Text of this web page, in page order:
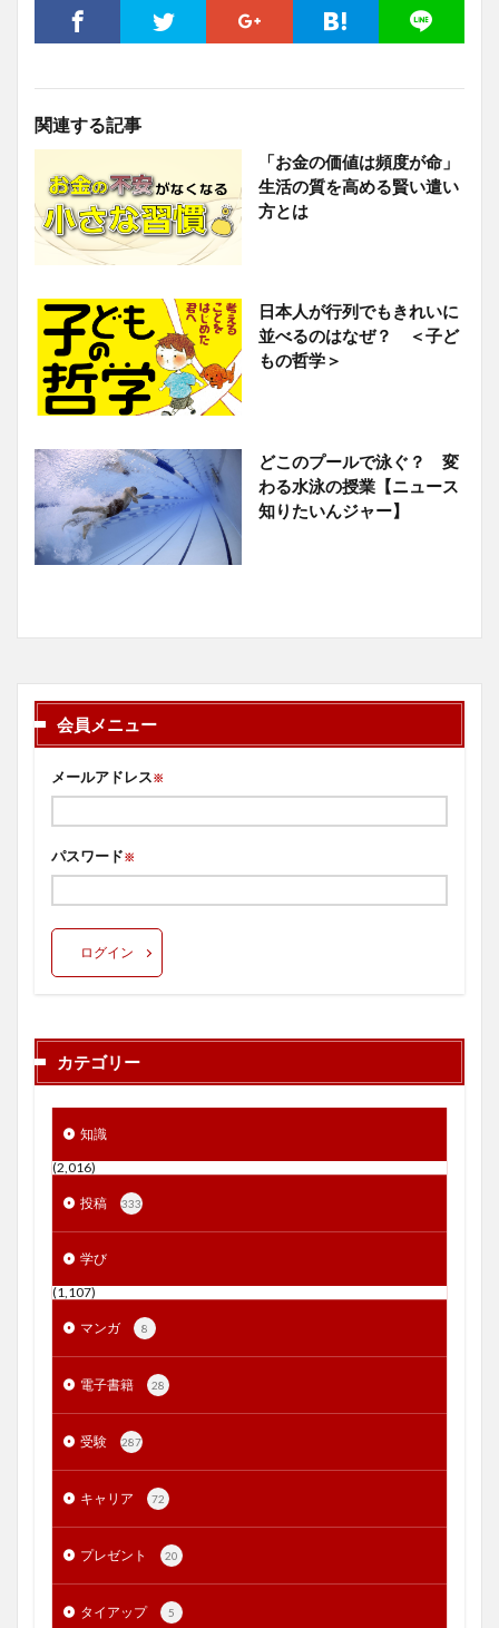
関連する記事
「お金の価値は頻度が命」
生活の質を高める賢い遣い
方とは
日本人が行列でもきれいに
並べるのはなぜ？ ＜子ど
もの哲学＞
どこのプールで泳ぐ？ 変
わる水泳の授業【ニュース
知りたいんジャー】
会員メニュー
メールアドレス※
パスワード※
ログイン
カテゴリー
知識
(2,016)
投稿 333
学び
(1,107)
マンガ 8
電子書籍 28
受験 287
キャリア 72
プレゼント 20
タイアップ 5